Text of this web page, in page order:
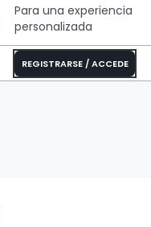
Para una experiencia
personalizada
REGISTRARSE / ACCEDE